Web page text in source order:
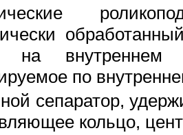
на внутреннем
по
сепаратор,
кольцо,